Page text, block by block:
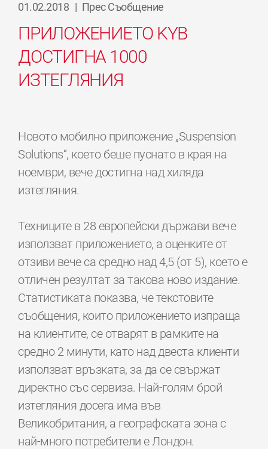
01.02.2018 | Прес Cъобщение
ПРИЛОЖЕНИЕТО KYB
ДОСТИГНА 1000
ИЗТЕГЛЯНИЯ
Новото мобилно приложение „Suspension
Solutions“, което беше пуснато в края на
ноември, вече достигна над хиляда
изтегляния.
Техниците в 28 европейски държави вече
използват приложението, а оценките от
отзиви вече са средно над 4,5 (от 5), което е
отличен резултат за такова ново издание.
Статистиката показва, че текстовите
съобщения, които приложението изпраща
на клиентите, се отварят в рамките на
средно 2 минути, като над двеста клиенти
използват връзката, за да се свържат
директно със сервиза. Най-голям брой
изтегляния досега има във
Великобритания, а географската зона с
най-много потребители е Лондон.